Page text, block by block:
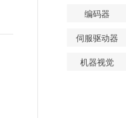
编码器
伺服驱动器
机器视觉